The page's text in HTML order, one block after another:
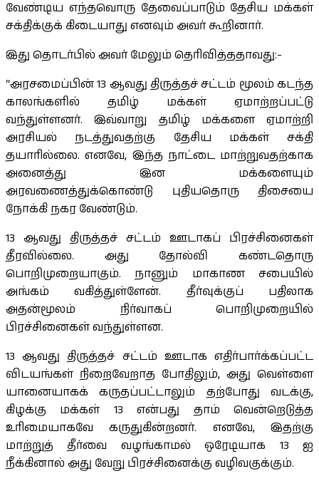
வேண்டிய எந்தவொரு தேவைப்பாடும் தேசிய மக்கள்
சக்திக்குக் கிடையாது எனவும் அவர் கூறினார்.
இது தொடர்பில் அவர் மேலும் தெரிவித்ததாவது:-
“அரசமைப்பின் 13 ஆவது திருத்தச் சட்டம் மூலம் கடந்த
காலங்களில் தமிழ் மக்கள் ஏமாற்றப்பட்டு
வந்துள்ளனர். இவ்வாறு தமிழ் மக்களை ஏமாற்றி
அரசியல் நடத்துவதற்கு தேசிய மக்கள் சக்தி
தயாரில்லை. எனவே, இந்த நாட்டை மாற்றுவதற்காக
அனைத்து இன மக்களையும்
அரவணைத்துக்கொண்டு புதியதொரு திசையை
நோக்கி நகர வேண்டும்.
13 ஆவது திருத்தச் சட்டம் ஊடாகப் பிரச்சினைகள்
தீரவில்லை. அது தோல்வி கண்டதொரு
பொறிமுறையாகும். நானும் மாகாண சபையில்
அங்கம் வகித்துள்ளேன். தீர்வுக்குப் பதிலாக
அதன்மூலம் நிர்வாகப் பொறிமுறையில்
பிரச்சினைகள் வந்துள்ளன.
13 ஆவது திருத்தச் சட்டம் ஊடாக எதிர்பார்க்கப்பட்ட
விடயங்கள் நிறைவேறாத போதிலும், அது வெள்ளை
யானையாகக் கருதப்பட்டாலும் தற்போது வடக்கு,
கிழக்கு மக்கள் 13 என்பது தாம் வென்றெடுத்த
உரிமையாகவே கருதுகின்றனர். எனவே, இதற்கு
மாற்றுத் தீர்வை வழங்காமல் ஒரேடியாக 13 ஐ
நீக்கினால் அது வேறு பிரச்சினைக்கு வழிவகுக்கும்.